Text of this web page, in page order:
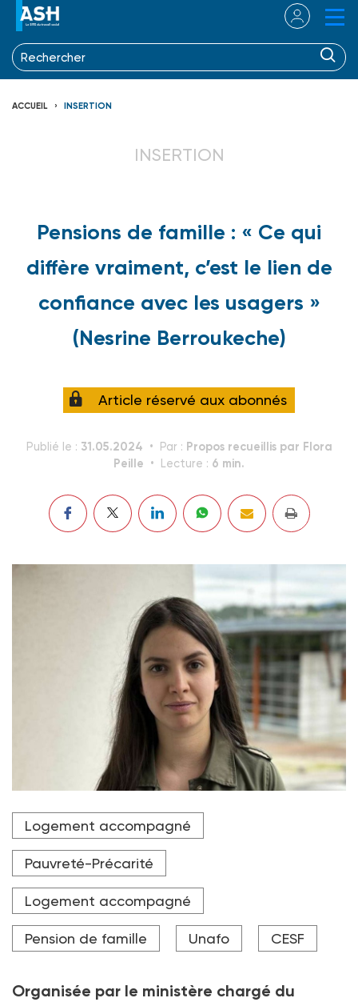
ACCUEIL INSERTION
INSERTION
Pensions de famille : « Ce qui
diffère vraiment, c’est le lien de
confiance avec les usagers »
(Nesrine Berroukeche)
Article réservé aux abonnés
Publié le : 31.05.2024 Par : Propos recueillis par Flora
Peille
Lecture : 6 min.
La 4e édition de la semaine des pensions de famille,
du 27 mai au 2 juin 2024, est organisée par plusieurs
Pierre, la Fédération des acteurs de la solidarité,
Soliha, la Fapil, Habitat et Humanisme, avec le soutien
de l'Union sociale pour l'habitat.
Logement accompagné
Pauvreté-Précarité
Logement accompagné
Pension de famille Unafo CESF
Organisée par le ministère chargé du